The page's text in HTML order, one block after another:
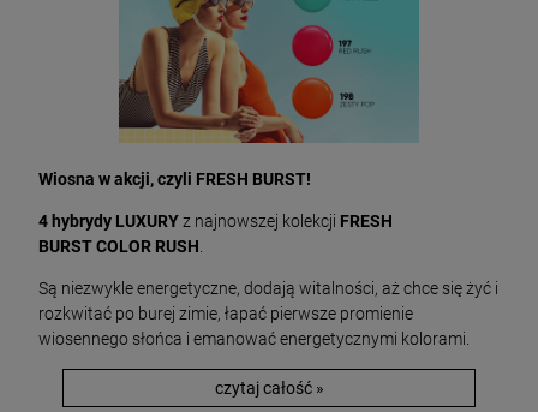
Wiosna w akcji, czyli FRESH BURST!
4 hybrydy LUXURYz najnowszej kolekcji FRESH
BURST COLOR RUSH
Są niezwykle energetyczne, dodają witalności, aż chce się żyć i
rozkwitać po burej zimie, łapać pierwsze promienie
wiosennego słońca i emanować energetycznymi kolorami.
czytaj całość »